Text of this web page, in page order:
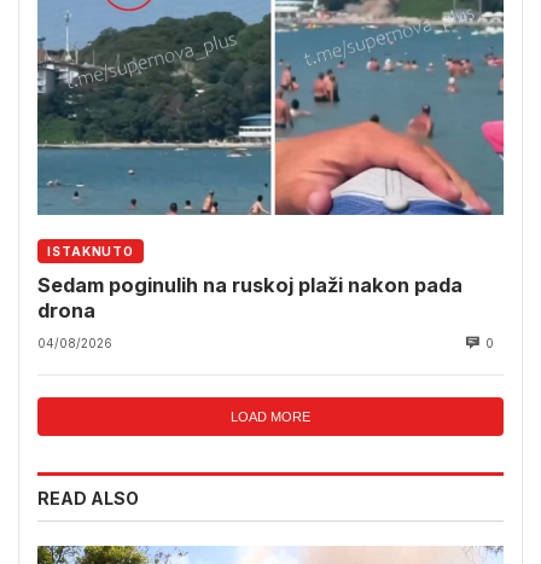
ISTAKNUTO
Sedam poginulih na ruskoj plaži nakon pada
drona
04/08/2026 0
LOAD MORE
READ ALSO